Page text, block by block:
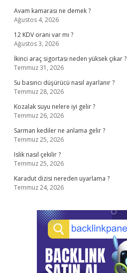
Avam kamarası ne demek ?
Ağustos 4, 2026
12 KDV oranı var mı ?
Ağustos 3, 2026
İkinci araç sigortası neden yüksek çıkar ?
Temmuz 31, 2026
Su basıncı düşürücü nasıl ayarlanır ?
Temmuz 28, 2026
Kozalak suyu nelere iyi gelir ?
Temmuz 26, 2026
Sarman kediler ne anlama gelir ?
Temmuz 25, 2026
Islık nasıl çekilir ?
Temmuz 25, 2026
Karadut dizisi nereden uyarlama ?
Temmuz 24, 2026